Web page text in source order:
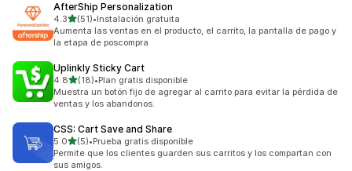
AfterShip Personalization
4.3de 5 estrellas
(51)
51 reseñas en total
•Instalación gratuita
Aumenta las ventas en el producto, el carrito, la pantalla de pago y
la etapa de poscompra
Uplinkly Sticky Cart
4.8de 5 estrellas
(18)
18 reseñas en total
•Plan gratis disponible
Muestra un botón fijo de agregar al carrito para evitar la pérdida de
ventas y los abandonos.
CSS: Cart Save and Share
5.0de 5 estrellas
(5)
5 reseñas en total
•Prueba gratis disponible
Permite que los clientes guarden sus carritos y los compartan con
sus amigos.